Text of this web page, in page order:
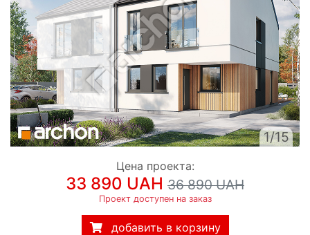
1/15
Цена проекта:
33 890 UAH 36 890 UAH
Проект доступен на заказ
добавить в корзину